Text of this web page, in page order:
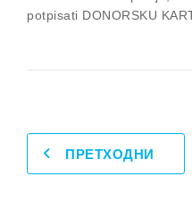
potpisati DONORSKU
ПРЕТХОДНИ